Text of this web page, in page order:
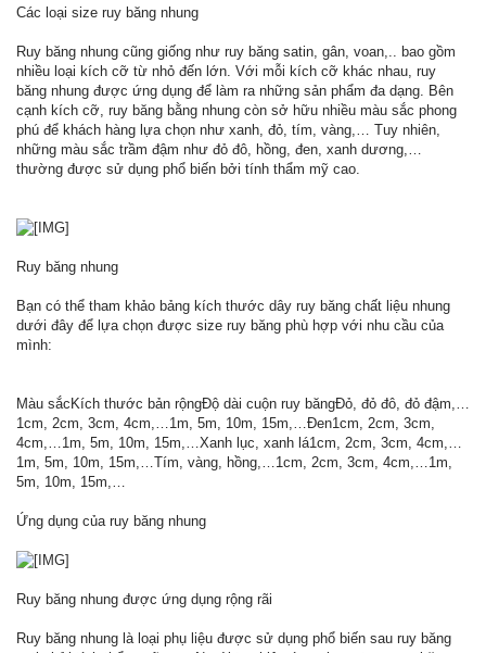
Các loại size ruy băng nhung
Ruy băng nhung cũng giống như ruy băng satin, gân, voan,.. bao gồm
nhiều loại kích cỡ từ nhỏ đến lớn. Với mỗi kích cỡ khác nhau, ruy
băng nhung được ứng dụng để làm ra những sản phẩm đa dạng. Bên
cạnh kích cỡ, ruy băng bằng nhung còn sở hữu nhiều màu sắc phong
phú để khách hàng lựa chọn như xanh, đỏ, tím, vàng,… Tuy nhiên,
những màu sắc trầm đậm như đỏ đô, hồng, đen, xanh dương,…
thường được sử dụng phổ biến bởi tính thẩm mỹ cao.
Ruy băng nhung
Bạn có thể tham khảo bảng kích thước dây ruy băng chất liệu nhung
dưới đây để lựa chọn được size ruy băng phù hợp với nhu cầu của
mình:
Màu sắcKích thước bản rộngĐộ dài cuộn ruy băngĐỏ, đỏ đô, đỏ đậm,…
1cm, 2cm, 3cm, 4cm,…1m, 5m, 10m, 15m,…Đen1cm, 2cm, 3cm,
4cm,…1m, 5m, 10m, 15m,…Xanh lục, xanh lá1cm, 2cm, 3cm, 4cm,…
1m, 5m, 10m, 15m,…Tím, vàng, hồng,…1cm, 2cm, 3cm, 4cm,…1m,
5m, 10m, 15m,…
Ứng dụng của ruy băng nhung
Ruy băng nhung được ứng dụng rộng rãi
Ruy băng nhung là loại phụ liệu được sử dụng phổ biến sau ruy băng